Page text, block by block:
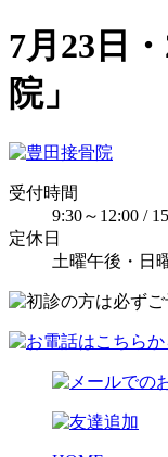
7月23日
院」
受付時間
9:30～12:00 /
定休日
土曜午後・日